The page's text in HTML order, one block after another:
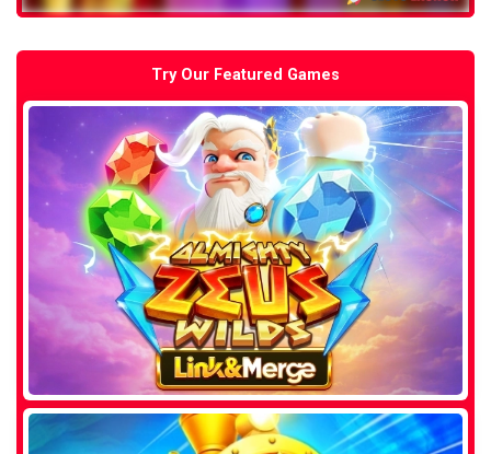
Try Our Featured Games